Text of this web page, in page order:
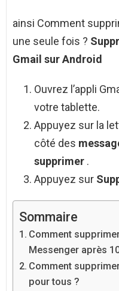
ainsi Comment
une seule fois ?
Gmail surAndroid
Ouvrez l’appli
votre tablette.
Appuyez sur la
côté des
supprimer .
Appuyez sur
Sommaire
Comment
Messenger après
Comment
pour tous ?